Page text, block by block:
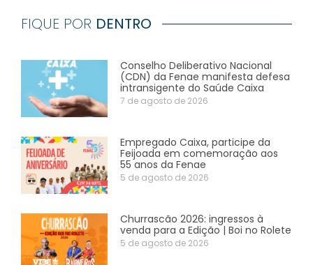
FIQUE POR DENTRO
Conselho Deliberativo Nacional
(CDN) da Fenae manifesta defesa
intransigente do Saúde Caixa
7 de agosto de 2026
Empregado Caixa, participe da
Feijoada em comemoração aos
55 anos da Fenae
5 de agosto de 2026
Churrascão 2026: ingressos à
venda para a Edição | Boi no Rolete
5 de agosto de 2026